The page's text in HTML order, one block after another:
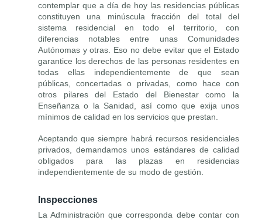
contemplar que a día de hoy las residencias públicas
constituyen una minúscula fracción del total del
sistema residencial en todo el territorio, con
diferencias notables entre unas Comunidades
Autónomas y otras. Eso no debe evitar que el Estado
garantice los derechos de las personas residentes en
todas ellas independientemente de que sean
públicas, concertadas o privadas, como hace con
otros pilares del Estado del Bienestar como la
Enseñanza o la Sanidad, así como que exija unos
mínimos de calidad en los servicios que prestan.
Aceptando que siempre habrá recursos residenciales
privados, demandamos unos estándares de calidad
obligados para las plazas en residencias
independientemente de su modo de gestión.
Inspecciones
La Administración que corresponda debe contar con